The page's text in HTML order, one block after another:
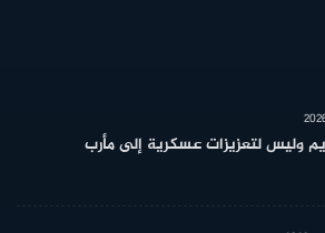
وليس لتعزيزات عسكرية إلى مأرب